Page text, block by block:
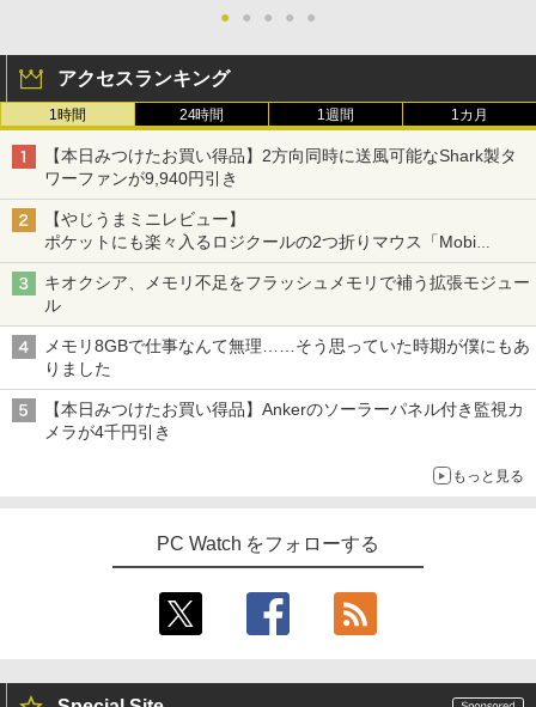
● ● ● ● ●
アクセスランキング
1時間 24時間 1週間 1カ月
【本日みつけたお買い得品】2方向同時に送風可能なShark製タ
ワーファンが9,940円引き
【やじうまミニレビュー】
ポケットにも楽々入るロジクールの2つ折りマウス「Mobi
Fold」。その気になるギミックとは？
キオクシア、メモリ不足をフラッシュメモリで補う拡張モジュー
ル
メモリ8GBで仕事なんて無理……そう思っていた時期が僕にもあ
りました
【本日みつけたお買い得品】Ankerのソーラーパネル付き監視カ
メラが4千円引き
もっと見る
PC Watch をフォローする